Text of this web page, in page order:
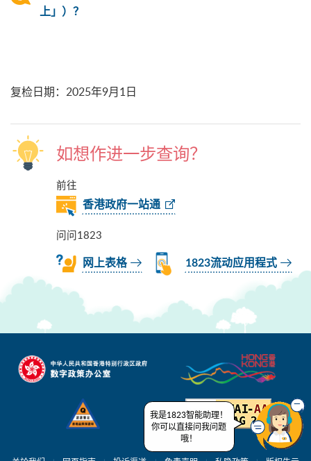
上」）？
复检日期： 2025年9月1日
如想作进一步查询？
前往
香港政府一站通
问问1823
网上表格 1823流动应用程式
我是1823智能助理！
你可以直接问我问题
哦！